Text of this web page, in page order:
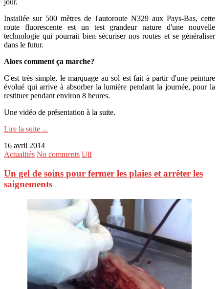
jour.
Installée sur 500 mètres de l'autoroute N329 aux Pays-Bas, cette
route fluorescente est un test grandeur nature d'une nouvelle
technologie qui pourrait bien sécuriser nos routes et se généraliser
dans le futur.
Alors comment ça marche?
C'est très simple, le marquage au sol est fait à partir d'une peinture
évolué qui arrive à absorber la lumière pendant la journée, pour la
restituer pendant environ 8 heures.
Une vidéo de présentation à la suite.
Lire la suite ...
16 avril 2014
Actualités No comments Ulf
Un gel de soins pour fermer les plaies et arrêter les
saignements